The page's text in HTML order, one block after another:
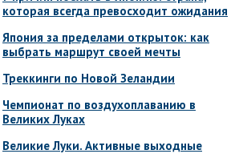
которая всегда превосходит ожидания
Япония за пределами открыток: как
выбрать маршрут своей мечты
Треккинги по Новой Зеландии
Чемпионат по воздухоплаванию в
Великих Луках
Великие Луки. Активные выходные